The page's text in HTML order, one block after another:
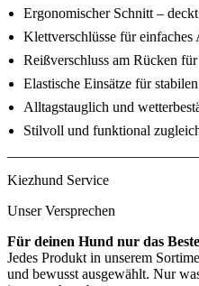
Ergonomischer Schnitt –
Klettverschlüsse für einfaches
Reißverschluss am Rücken
Elastische Einsätze für
Alltagstauglich und
Stilvoll und funktional
Kiezhund Service
Unser Versprechen
Für deinen Hund nur das
Jedes Produkt in unserem
und bewusst ausgewählt. Nur